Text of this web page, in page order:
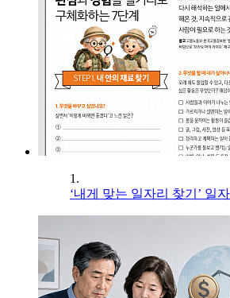
1.
‘내게 맞는 일자리 찾기’ 일